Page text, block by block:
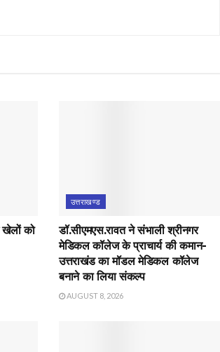
खेलों को
उत्तराखण्ड
डॉ.सीएमएस.रावत ने संभाली श्रीनगर
मेडिकल कॉलेज के प्राचार्य की कमान-
उत्तराखंड का मॉडल मेडिकल कॉलेज
बनाने का लिया संकल्प
AUGUST 8, 2026